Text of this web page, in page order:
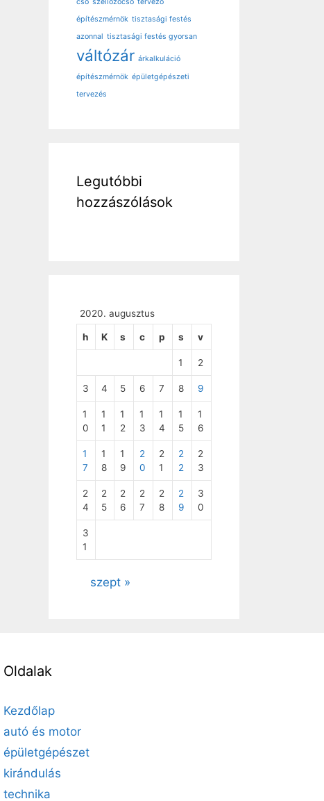
építészmérnök tisztasági festés
azonnal tisztasági festés gyorsan
váltózár árkalkuláció
építészmérnök épületgépészeti
tervezés
Legutóbbi
hozzászólások
2020. augusztus
h K s c p s v
1 2
3 4 5 6 7 8 9
1
0
1
1
1
2
1
3
1
4
1
5
1
6
1
7
1
8
1
9
2
0
2
1
2
2
2
3
2
4
2
5
2
6
2
7
2
8
2
9
3
0
3
1
szept »
Oldalak
Kezdőlap
autó és motor
épületgépészet
kirándulás
technika